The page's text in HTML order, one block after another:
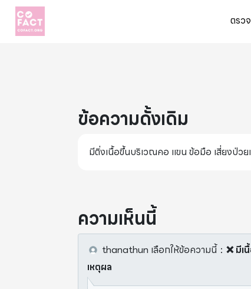
ตรว
ข้อความดั้งเดิม
มีติ่งเนื้อขึ้นบริเวณคอ แขน ข้อมือ เสี่ยงป่วย
ความเห็นนี้
thanathun เลือกให้ข้อความนี้： ❌ มี
เหตุผล